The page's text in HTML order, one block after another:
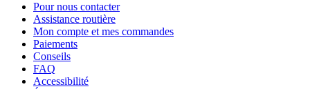
Pour nous contacter
Assistance routière
Mon compte et mes commandes
Paiements
Conseils
FAQ
Accessibilité